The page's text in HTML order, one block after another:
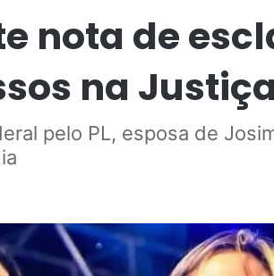
nota de
na
pelo PL, esposa de